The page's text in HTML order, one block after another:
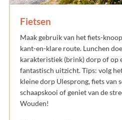
Fietsen
Maak gebruik van het fiets-
kant-en-klare route. Lunchen
karakteristiek (brink) dorp of op
fantastisch uitzicht. Tips: volg
kleine dorp Ulesprong, fiets van
schaapskooi of geniet van de
Wouden!